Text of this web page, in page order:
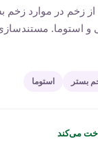
زخم در موارد زخم
و استوما.
بستر استوما
می‌کند